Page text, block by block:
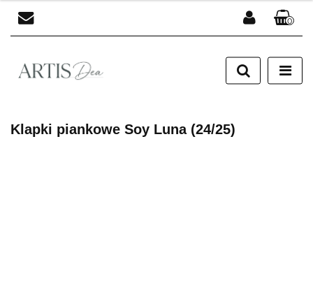
Zaloguj się
Zarejestruj się
0
Klapki piankowe Soy Luna (24/25)